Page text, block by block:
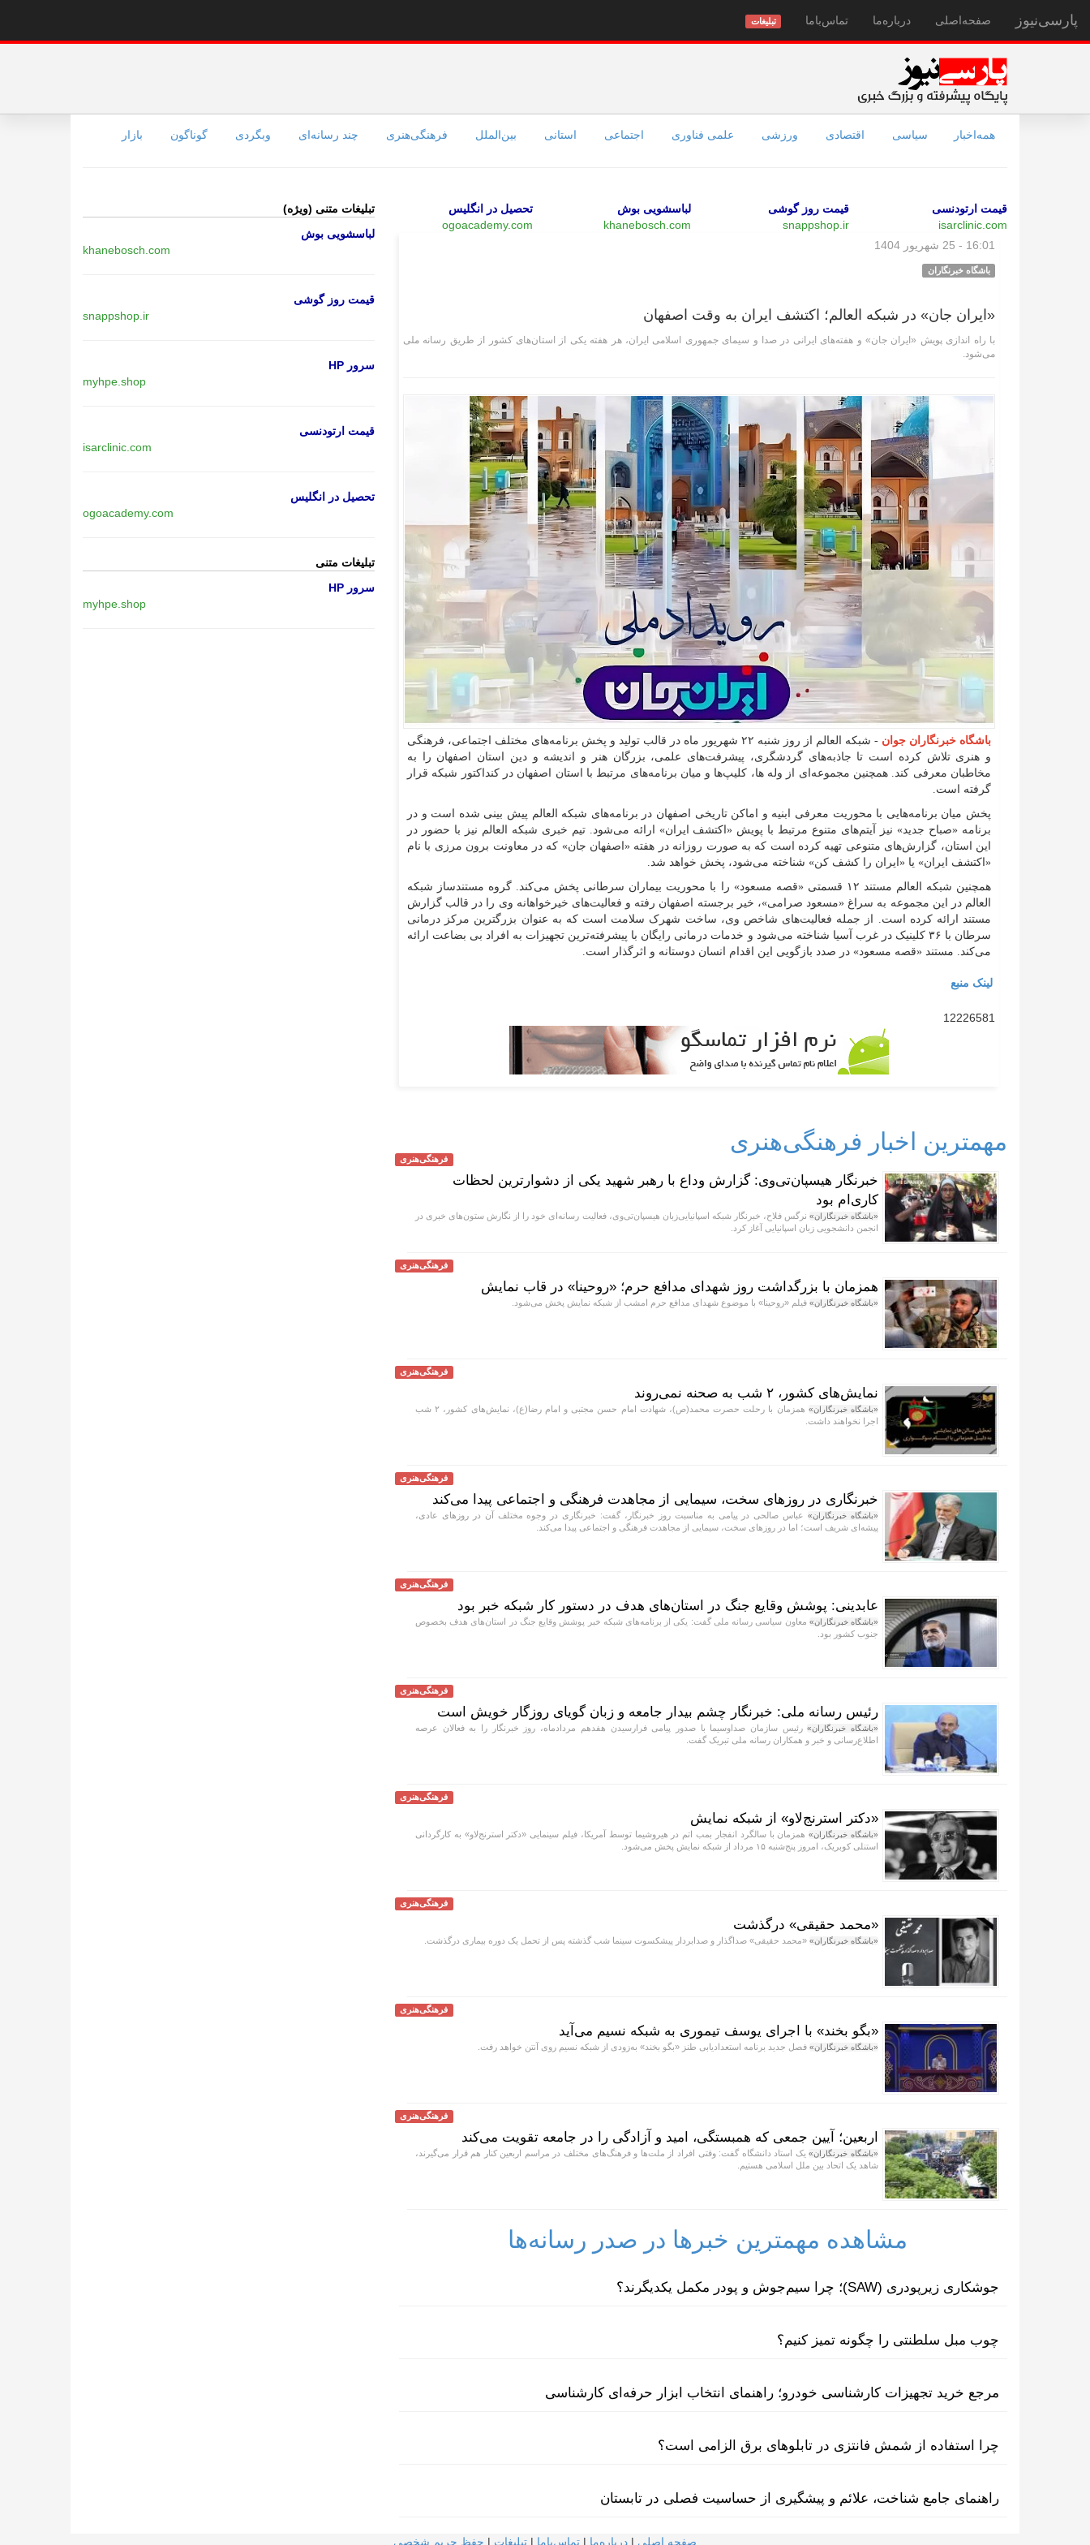
پارسی‌نیوز صفحه‌اصلی درباره‌ما تماس‌با‌ما تبلیغات
همه‌اخبار سیاسی اقتصادی ورزشی علمی فناوری اجتماعی استانی بین‌الملل فرهنگی‌هنری چند رسانه‌ای وبگردی گوناگون بازار
قیمت ارتودنسی
isarclinic.com
قیمت روز گوشی
snappshop.ir
لباسشویی بوش
khanebosch.com
تحصیل در انگلیس
ogoacademy.com
16:01 - 25 شهریور 1404
باشگاه خبرنگاران
«ایران جان» در شبکه العالم؛ اکتشف ایران به وقت اصفهان
با راه اندازی پویش «ایران جان» و هفته‌های ایرانی در صدا و سیمای جمهوری اسلامی ایران، هر هفته یکی از استان‌های کشور از طریق رسانه ملی
می‌شود.
باشگاه خبرنگاران جوان
- شبکه العالم از روز شنبه ۲۲ شهریور ماه در قالب تولید و پخش برنامه‌های مختلف اجتماعی، فرهنگی
و هنری تلاش کرده است تا جاذبه‌های گردشگری، پیشرفت‌های علمی، بزرگان هنر و اندیشه و دین استان اصفهان را به
مخاطبان معرفی کند. همچنین مجموعه‌ای از وله ها، کلیپ‌ها و میان برنامه‌های مرتبط با استان اصفهان در کنداکتور شبکه قرار
گرفته است.
پخش میان برنامه‌هایی با محوریت معرفی ابنیه و اماکن تاریخی اصفهان در برنامه‌های شبکه العالم پیش بینی شده است و در
برنامه «صباح جدید» نیز آیتم‌های متنوع مرتبط با پویش «اکتشف ایران» ارائه می‌شود. تیم خبری شبکه العالم نیز با حضور در
این استان، گزارش‌های متنوعی تهیه کرده است که به صورت روزانه در هفته «اصفهان جان» که در معاونت برون مرزی با نام
«اکتشف ایران» یا «ایران را کشف کن» شناخته می‌شود، پخش خواهد شد.
همچنین شبکه العالم مستند ۱۲ قسمتی «قصه مسعود» را با محوریت بیماران سرطانی پخش می‌کند. گروه مستندساز شبکه
العالم در این مجموعه به سراغ «مسعود صرامی»، خیر برجسته اصفهان رفته و فعالیت‌های خیرخواهانه وی را در قالب گزارش
مستند ارائه کرده است. از جمله فعالیت‌های شاخص وی، ساخت شهرک سلامت است که به عنوان بزرگترین مرکز درمانی
سرطان با ۳۶ کلینیک در غرب آسیا شناخته می‌شود و خدمات درمانی رایگان با پیشرفته‌ترین تجهیزات به افراد بی بضاعت ارائه
می‌کند. مستند «قصه مسعود» در صدد بازگویی این اقدام انسان دوستانه و اثرگذار است.
لینک منبع
12226581
مهمترین اخبار فرهنگی‌هنری
فرهنگی‌هنری
خبرنگار هیسپان‌تی‌وی: گزارش وداع با رهبر شهید یکی از دشوارترین لحظات
کاری‌ام بود
«باشگاه خبرنگاران» نرگس فلاح، خبرنگار شبکه اسپانیایی‌زبان هیسپان‌تی‌وی، فعالیت رسانه‌ای خود را از نگارش ستون‌های خبری در
انجمن دانشجویی زبان اسپانیایی آغاز کرد.
فرهنگی‌هنری
همزمان با بزرگداشت روز شهدای مدافع حرم؛ «روحینا» در قاب نمایش
«باشگاه خبرنگاران» فیلم «روحینا» با موضوع شهدای مدافع حرم امشب از شبکه نمایش پخش می‌شود.
فرهنگی‌هنری
نمایش‌های کشور، ٢ شب به صحنه نمی‌روند
«باشگاه خبرنگاران»
همزمان با رحلت حصرت محمد(ص)، شهادت امام حسن مجتبی و امام رضا(ع)، نمایش‌های کشور، ٢ شب
اجرا نخواهند داشت.
فرهنگی‌هنری
خبرنگاری در روزهای سخت، سیمایی از مجاهدت فرهنگی و اجتماعی پیدا می‌کند
«باشگاه خبرنگاران»عباس صالحی در پیامی به مناسبت روز خبرنگار، گفت: خبرنگاری در وجوه مختلف آن در روزهای عادی،
پیشه‌ای شریف است؛ اما در روزهای سخت، سیمایی از مجاهدت فرهنگی و اجتماعی پیدا می‌کند.
فرهنگی‌هنری
عابدینی: پوشش وقایع جنگ در استان‌های هدف در دستور کار شبکه خبر بود
«باشگاه خبرنگاران» معاون سیاسی رسانه ملی گفت: یکی از برنامه‌های شبکه خبر پوشش وقایع جنگ در استان‌های هدف بخصوص
جنوب کشور بود.
فرهنگی‌هنری
رئیس رسانه ملی: خبرنگار چشم بیدار جامعه و زبان گویای روزگار خویش است
«باشگاه خبرنگاران»رئیس سازمان صداوسیما با صدور پیامی فرارسیدن هفدهم مردادماه، روز خبرنگار را به فعالان عرصه
اطلاع‌رسانی و خبر و همکاران رسانه ملی تبریک گفت.
فرهنگی‌هنری
«دکتر استرنج‌لاو» از شبکه نمایش
«باشگاه خبرنگاران»همزمان با سالگرد انفجار بمب اتم در هیروشیما توسط آمریکا، فیلم سینمایی «دکتر استرنج‌لاو» به کارگردانی
استنلی کوبریک، امروز پنج‌شنبه ۱۵ مرداد از شبکه نمایش پخش می‌شود.
فرهنگی‌هنری
«محمد حقیقی» درگذشت
«باشگاه خبرنگاران» «محمد حقیقی» صداگذار و صدابردار پیشکسوت سینما شب گذشته پس از تحمل یک دوره بیماری درگذشت.
فرهنگی‌هنری
«بگو بخند» با اجرای یوسف تیموری به شبکه نسیم می‌آید
«باشگاه خبرنگاران» فصل جدید برنامه استعدادیابی طنز «بگو بخند» به‌زودی از شبکه نسیم روی آنتن خواهد رفت.
فرهنگی‌هنری
اربعین؛ آیین جمعی که همبستگی، امید و آزادگی را در جامعه تقویت می‌کند
«باشگاه خبرنگاران»یک استاد دانشگاه گفت: وقتی افراد از ملت‌ها و فرهنگ‌های مختلف در مراسم اربعین کنار هم قرار می‌گیرند،
شاهد یک اتحاد بین ملل اسلامی هستیم.
مشاهده مهمترین خبرها در صدر رسانه‌ها
جوشکاری زیرپودری (SAW)؛ چرا سیم‌جوش و پودر مکمل یکدیگرند؟
چوب مبل سلطنتی را چگونه تمیز کنیم؟
مرجع خرید تجهیزات کارشناسی خودرو؛ راهنمای انتخاب ابزار حرفه‌ای کارشناسی
چرا استفاده از شمش فانتزی در تابلوهای برق الزامی است؟
راهنمای جامع شناخت، علائم و پیشگیری از حساسیت فصلی در تابستان
تبلیغات متنی (ویژه)
لباسشویی بوش
khanebosch.com
قیمت روز گوشی
snappshop.ir
سرور HP
myhpe.shop
قیمت ارتودنسی
isarclinic.com
تحصیل در انگلیس
ogoacademy.com
تبلیغات متنی
سرور HP
myhpe.shop
صفحه اصلی | درباره‌ما | تماس‌با‌ما | تبلیغات | حفظ حریم شخصی